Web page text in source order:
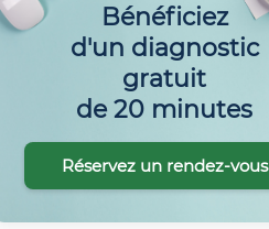
Bénéficiez
d'un diagnostic
gratuit
de 20 minutes
Réservez un rendez-vous